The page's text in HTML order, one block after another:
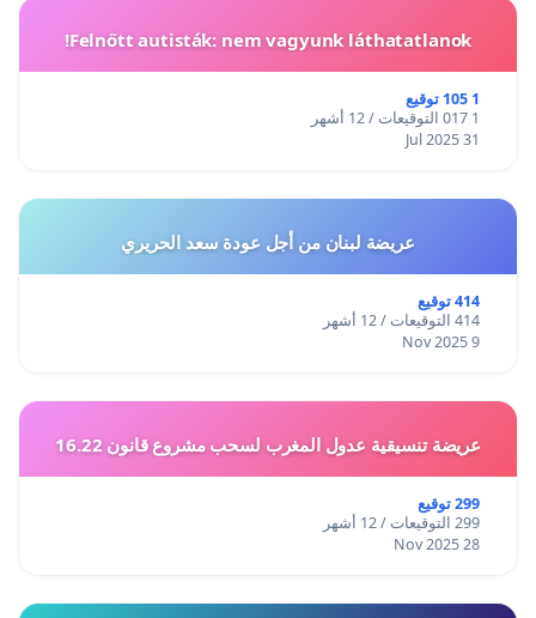
Felnőtt autisták: nem vagyunk láthatatlanok!
1 105 توقيع
1 017 التوقيعات / 12 أشهر
31 Jul 2025
عريضة لبنان من أجل عودة سعد الحريري
414 توقيع
414 التوقيعات / 12 أشهر
9 Nov 2025
عريضة تنسيقية عدول المغرب لسحب مشروع قانون 16.22
299 توقيع
299 التوقيعات / 12 أشهر
28 Nov 2025